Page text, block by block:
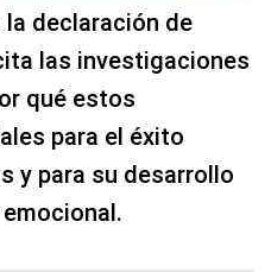
la declaración de
las investigaciones
qué estos
para el éxito
y para su desarrollo